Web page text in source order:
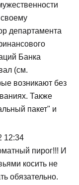
департамента
Банка
(см.
возникают без
Также
пакет" и
12:34
пирог!!! И
косить не
обязательно.